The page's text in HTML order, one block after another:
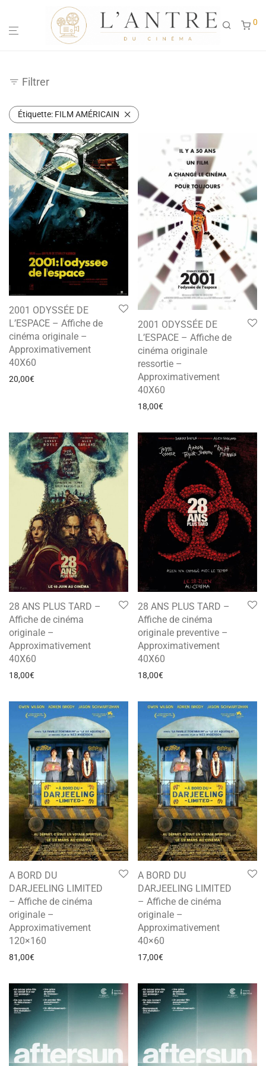
0
Filtrer
Étiquette: FILM AMÉRICAIN
2001 ODYSSÉE DE
L’ESPACE – Affiche de
cinéma originale –
Approximativement
40X60
20,00€
2001 ODYSSÉE DE
L’ESPACE – Affiche de
cinéma originale
ressortie –
Approximativement
40X60
18,00€
28 ANS PLUS TARD –
Affiche de cinéma
originale –
Approximativement
40X60
18,00€
28 ANS PLUS TARD –
Affiche de cinéma
originale preventive –
Approximativement
40X60
18,00€
A BORD DU
DARJEELING LIMITED
– Affiche de cinéma
originale –
Approximativement
120×160
81,00€
A BORD DU
DARJEELING LIMITED
– Affiche de cinéma
originale –
Approximativement
40×60
17,00€